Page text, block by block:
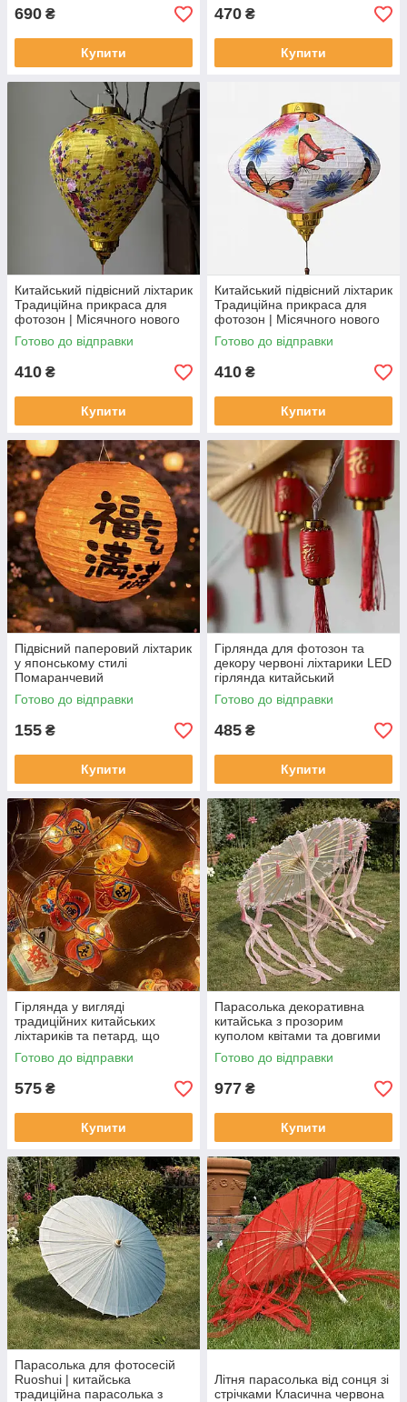
690 ₴
Купити
470 ₴
Купити
Китайський підвісний ліхтарик
Традиційна прикраса для
фотозон | Місячного нового
року Жовтий фігурний
ліхтарик
Готово до відправки
410 ₴
Купити
Китайський підвісний ліхтарик
Традиційна прикраса для
фотозон | Місячного нового
року ліхтарик з орнаментом
Готово до відправки
410 ₴
Купити
Підвісний паперовий ліхтарик
у японському стилі
Помаранчевий
Готово до відправки
155 ₴
Купити
Гірлянда для фотозон та
декору червоні ліхтарики LED
гірлянда китайський
циліндричний ліхтарик
Готово до відправки
485 ₴
Купити
Гірлянда у вигляді
традиційних китайських
ліхтариків та петард, що
символізують удачу та
процвітання LED гірлянда
Готово до відправки
575 ₴
Купити
Парасолька декоративна
китайська з прозорим
куполом квітами та довгими
стрічками для фотосесій
Готово до відправки
977 ₴
Купити
Парасолька для фотосесій
Ruoshui | китайська
традиційна парасолька з
Літня парасолька від сонця зі
стрічками Класична червона